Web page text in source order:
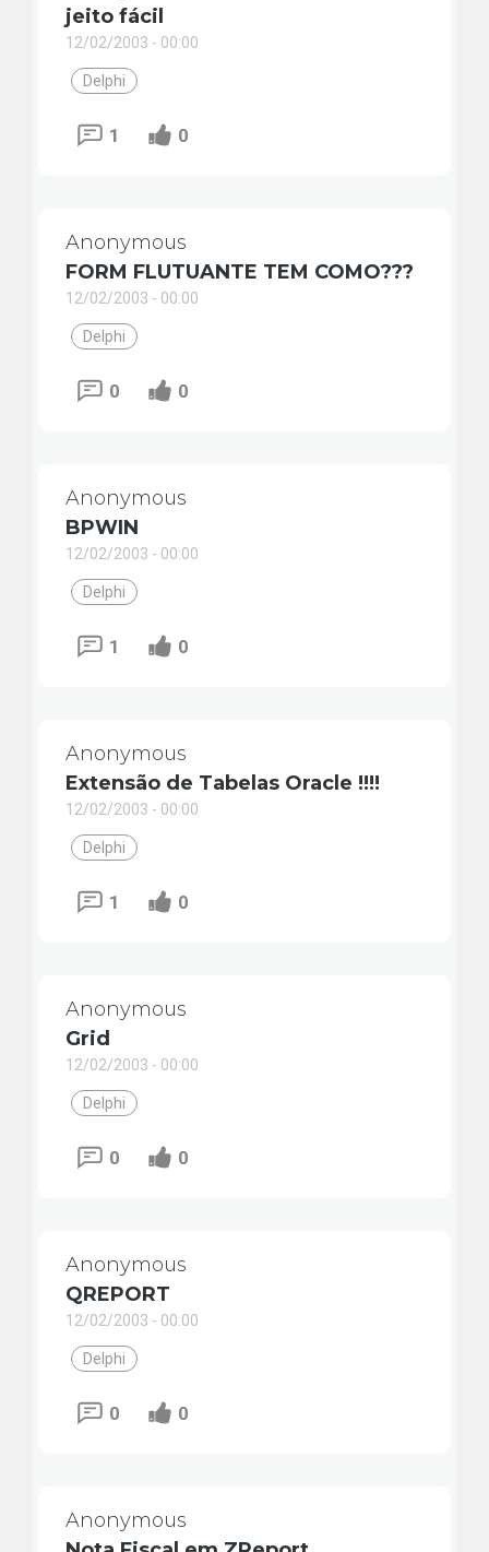
jeito fácil
12/02/2003 - 00:00
Delphi
1 0
Anonymous
FORM FLUTUANTE TEM COMO???
12/02/2003 - 00:00
Delphi
0 0
Anonymous
BPWIN
12/02/2003 - 00:00
Delphi
1 0
Anonymous
Extensão de Tabelas Oracle !!!!
12/02/2003 - 00:00
Delphi
1 0
Anonymous
Grid
12/02/2003 - 00:00
Delphi
0 0
Anonymous
QREPORT
12/02/2003 - 00:00
Delphi
0 0
Anonymous